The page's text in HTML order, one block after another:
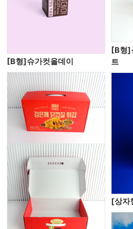
[B형]슈가컷올데이
[B형]
트
[상자